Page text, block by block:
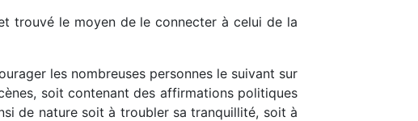
trouvé le moyen de le connecter à celui de la
les nombreuses personnes le suivant sur
soit contenant des affirmations politiques
de nature soit à troubler sa tranquillité, soit à